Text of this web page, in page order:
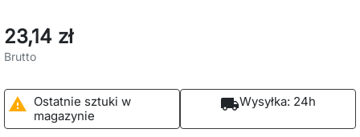
23,14 zł
Brutto

Ostatnie sztuki w
magazynie
local_shippingWysyłka: 24h